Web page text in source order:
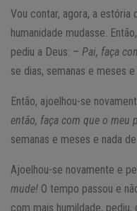
Vou contar, agora, a estória
humanidade mudasse.
pediu a Deus: – Pai, faça
se dias, semanas e meses e
Então, ajoelhou-se
então, faça com que o meu
semanas e meses e nada de
Ajoelhou-se novamente e
mude! O tempo passou e
com mais humildade,